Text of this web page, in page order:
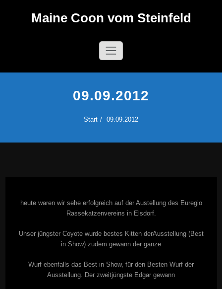
Maine Coon vom Steinfeld
09.09.2012
Start 09.09.2012
heute waren wir sehe erfolgreich auf der Austellung des Euregio
Rassekatzenvereins in Elsdorf.
Unser jüngster Coyote wurde bestes Kitten derAusstellung (Best
in Show) zudem gewann der ganze
Wurf ebenfalls das Best in Show, für den Besten Wurf der
Ausstellung. Der zweitjüngste Edgar gewann